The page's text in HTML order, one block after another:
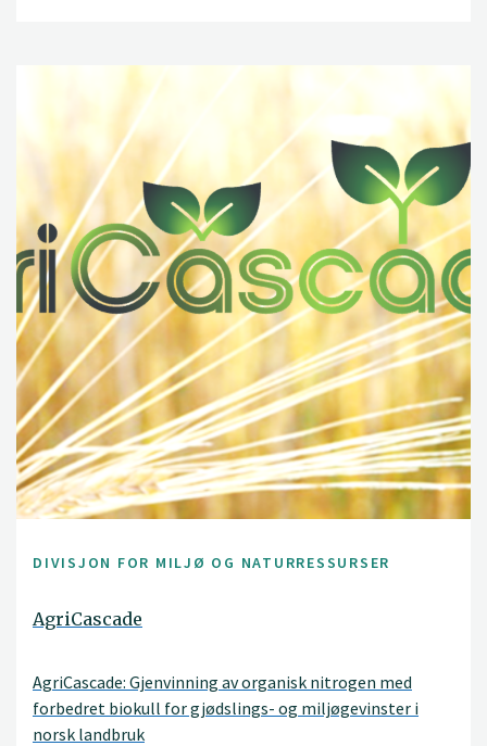
DIVISJON FOR MILJØ OG NATURRESSURSER
AgriCascade
AgriCascade: Gjenvinning av organisk nitrogen med
forbedret biokull for gjødslings- og miljøgevinster i
norsk landbruk